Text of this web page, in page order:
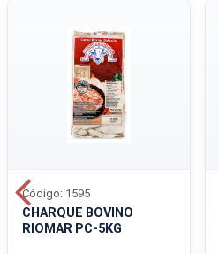
CHARQUE BOVINO
RIOMAR PC-5KG
Código: 1595